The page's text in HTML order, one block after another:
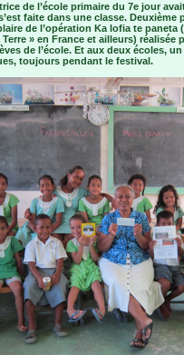
de l’école primaire du 7e jour
faite dans une classe.
de l’opération Ka lofia te
» en France et ailleurs)
de l’école. Et aux deux écoles,
toujours pendant le festival.